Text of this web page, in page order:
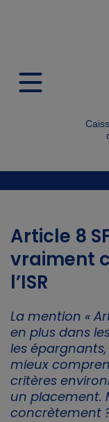
Article 8
vraiment
l’ISR
La mention «
en plus dans
les
mieux
critères
un placement.
concrètement